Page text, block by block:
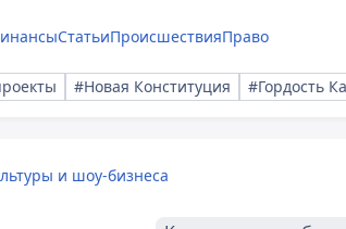
СтатьиПроисшествияПраво
#Новая Конституция #Гордость
и шоу-бизнеса